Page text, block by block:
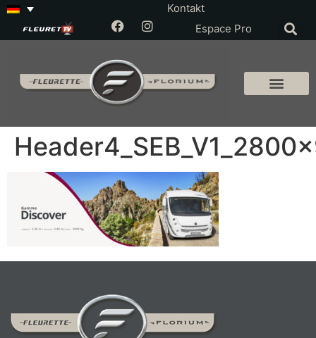
Kontakt
Espace Pro